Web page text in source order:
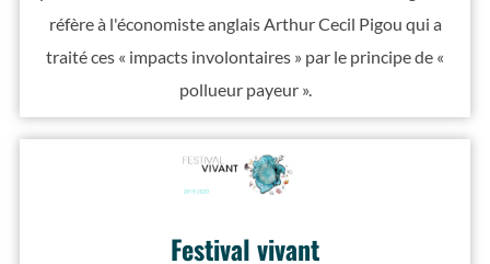
réfère à l'économiste anglais Arthur Cecil Pigou qui a
traité ces « impacts involontaires » par le principe de «
pollueur payeur ».
Festival vivant